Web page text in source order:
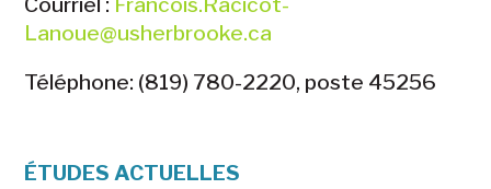
Courriel : Francois.Racicot-
Lanoue@usherbrooke.ca
Téléphone: (819) 780-2220, poste 45256
ÉTUDES ACTUELLES